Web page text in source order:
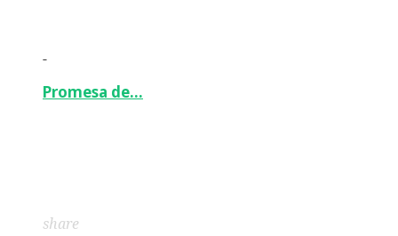
-
Promesa de…
share